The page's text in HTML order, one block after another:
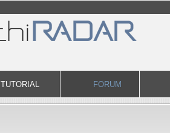
TUTORIAL FORUM